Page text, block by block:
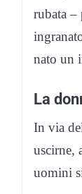
rubata –
nato un
La
In via
uscirne,
uomini